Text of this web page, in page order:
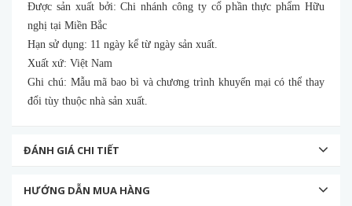
Được sản xuất bởi: Chi nhánh công ty cổ phần thực phẩm Hữu
nghị tại Miền Bắc
Hạn sử dụng: 11 ngày kể từ ngày sản xuất.
Xuất xứ: Việt Nam
Ghi chú: Mẫu mã bao bì và chương trình khuyến mại có thể thay
đổi tùy thuộc nhà sản xuất.
ĐÁNH GIÁ CHI TIẾT
HƯỚNG DẪN MUA HÀNG